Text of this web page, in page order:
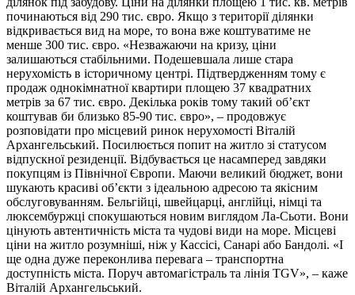
починаються від 290 тис. євро. Якщо з території ділянки
відкривається вид на море, то вона вже коштуватиме не
менше 300 тис. євро. «Незважаючи на кризу, ціни
залишаються стабільними. Подешевшала лише стара
нерухомість в історичному центрі. Підтвердженням тому є
продаж однокімнатної квартири площею 37 квадратних
метрів за 67 тис. євро. Декілька років тому такий об’єкт
коштував би близько 85-90 тис. євро», – продовжує
розповідати про місцевий ринок нерухомості Віталій
Архангельський. Посилюється попит на житло зі статусом
відпускної резиденції. Відбувається це насамперед завдяки
покупцям із Північної Європи. Маючи великий бюджет, вони
шукають красиві об’єкти з ідеальною адресою та якісним
обслуговуванням. Бельгійці, швейцарці, англійці, німці та
люксембуржці спокушаються новим виглядом Ла-Сьоти. Вони
цінують автентичність міста та чудові види на море. Місцеві
ціни на житло розумніші, ніж у Кассісі, Санарі або Бандолі. «І
ще одна дуже переконлива перевага – транспортна
доступність міста. Поруч автомагістраль та лінія TGV», – каже
Віталій Архангельський.